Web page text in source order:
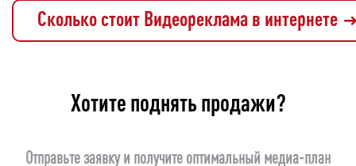
Сколько стоит Видеореклама в интернете
Хотите поднять продажи?
Отправьте заявку и получите оптимальный медиа-план